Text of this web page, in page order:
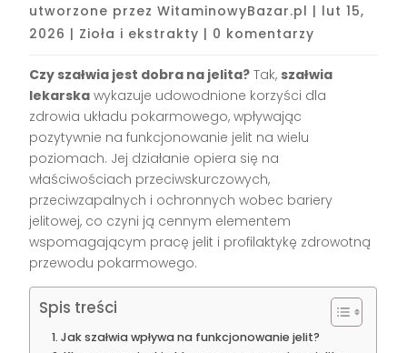
utworzone przezWitaminowyBazar.pl | lut 15,
2026 | Zioła i ekstrakty | 0 komentarzy
Czy szałwia jest dobra na jelita? Tak, szałwia
lekarska wykazuje udowodnione korzyści dla
zdrowia układu pokarmowego, wpływając
pozytywnie na funkcjonowanie jelit na wielu
poziomach. Jej działanie opiera się na
właściwościach przeciwskurczowych,
przeciwzapalnych i ochronnych wobec bariery
jelitowej, co czyni ją cennym elementem
wspomagającym pracę jelit i profilaktykę zdrowotną
przewodu pokarmowego.
Spis treści
Jak szałwia wpływa na funkcjonowanie jelit?